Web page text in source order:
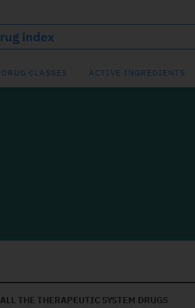
DRUG CLASSES ACTIVE INGREDIENTS
ALL THE THERAPEUTIC SYSTEM DRUGS